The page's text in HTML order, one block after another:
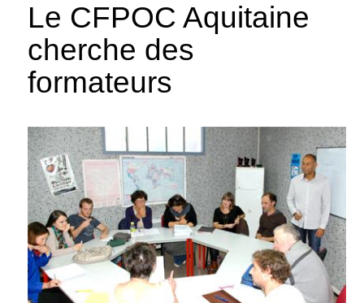
Le CFPOC Aquitaine
cherche des
formateurs